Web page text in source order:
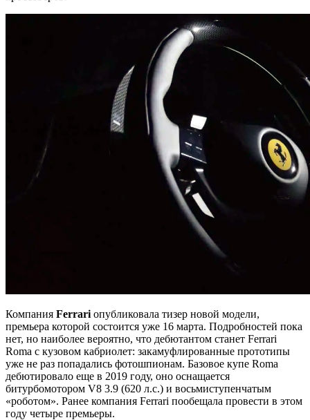
Компания Ferrari опубликовала тизер новой модели,
премьера которой состоится уже 16 марта. Подробностей пока
нет, но наиболее вероятно, что дебютантом станет Ferrari
Roma с кузовом кабриолет: закамуфлированные прототипы
уже не раз попадались фотошпионам. Базовое купе Roma
дебютировало еще в 2019 году, оно оснащается
битурбомотором V8 3.9 (620 л.с.) и восьмиступенчатым
«роботом». Ранее компания Ferrari пообещала провести в этом
году четыре премьеры.